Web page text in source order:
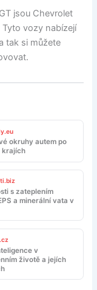
jsou Chevrolet
Tyto vozy nabízejí
tak si můžete
okruhy autem po
krajích
s zateplením
a minerální vata v
v
životě a jejích